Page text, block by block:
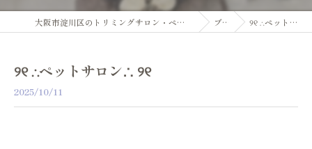
大阪市淀川区のトリミングサロン・ペットサロンならDogsalon ARUN ブログ ୨୧ ∴ペットサロン∴ ୨୧
୨୧ ∴ペットサロン∴ ୨୧
2025/10/11